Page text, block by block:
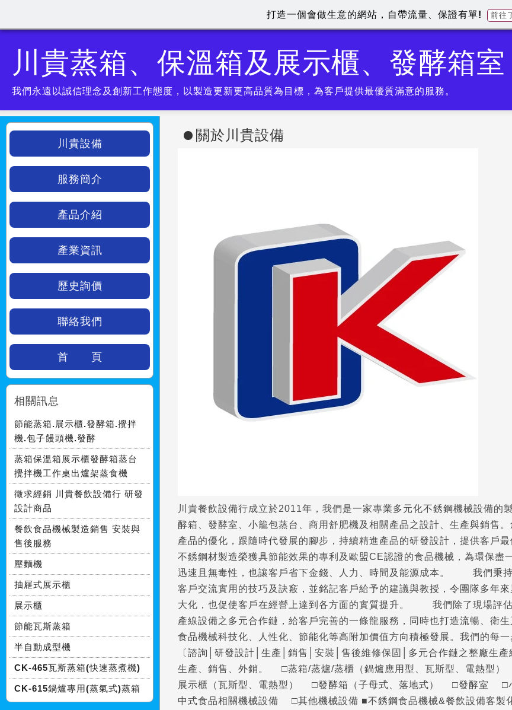
川貴蒸箱、保溫箱及展示櫃、發酵箱室
我們永遠以誠信理念及創新工作態度，以製造更新更高品質為目標，為客戶提供最優質滿意的服務。
關於川貴設備
川貴餐飲設備行成立於2011年，我們是一家專業多元化不銹鋼機械設備的
酵箱、發酵室、小籠包蒸台、商用舒肥機及相關產品之設計、生產與銷售
產品的優化，跟隨時代發展的腳步，持續精進產品的研發設計，提供客
不銹鋼材製造榮獲具節能效果的專利及歐盟CE認證的食品機械，為環保
迅速且無毒性，也讓客戶省下金錢、人力、時間及能源成本。 我們秉持
客戶交流實用的技巧及訣竅，並銘記客戶給予的建議與教授，令團隊多年
大化，也促使客戶在經營上達到各方面的實質提升。 我們除了現場評估
產線設備之多元合作鏈，給客戶完善的一條龍服務，同時也打造流暢、衛
食品機械科技化、人性化、節能化等高附加價值方向積極發展。我們的每一
〔諮詢│研發設計│生產│銷售│安裝│售後維修保固│多元合作鏈之整廠生
生產、銷售、外銷。 □蒸箱/蒸爐/蒸櫃（鍋爐應用型、瓦斯型、電熱型
展示櫃（瓦斯型、電熱型） □發酵箱（子母式、落地式） □發酵室
中式食品相關機械設備 □其他機械設備 ■不銹鋼食品機械&餐飲設備客
川貴設備
服務簡介
產品介紹
產業資訊
歷史詢價
聯絡我們
首 頁
相關訊息
節能蒸箱.展示櫃.發酵箱.攪拌
機.包子饅頭機.發酵
蒸箱保溫箱展示櫃發酵箱蒸台
攪拌機工作桌出爐架蒸食機
徵求經銷 川貴餐飲設備行 研發
設計商品
餐飲食品機械製造銷售 安裝與
售後服務
壓麵機
抽屜式展示櫃
展示櫃
節能瓦斯蒸箱
半自動成型機
CK-465瓦斯蒸箱(快速蒸煮機)
CK-615鍋爐專用(蒸氣式)蒸箱
打造一個會做生意的網站，自帶流量、保證有單! 前往